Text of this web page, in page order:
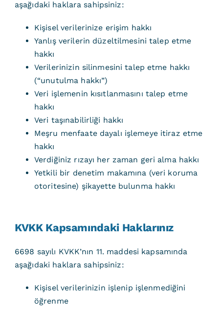
aşağıdaki haklara sahipsiniz:
Kişisel verilerinize erişim hakkı
Yanlış verilerin düzeltilmesini talep etme
hakkı
Verilerinizin silinmesini talep etme hakkı
(“unutulma hakkı”)
Veri işlemenin kısıtlanmasını talep etme
hakkı
Veri taşınabilirliği hakkı
Meşru menfaate dayalı işlemeye itiraz etme
hakkı
Verdiğiniz rızayı her zaman geri alma hakkı
Yetkili bir denetim makamına (veri koruma
otoritesine) şikayette bulunma hakkı
KVKK Kapsamındaki Haklarınız
6698 sayılı KVKK’nın 11. maddesi kapsamında
aşağıdaki haklara sahipsiniz:
Kişisel verilerinizin işlenip işlenmediğini
öğrenme